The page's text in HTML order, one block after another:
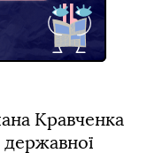
Кравченка
державної